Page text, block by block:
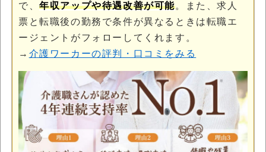
で、年収アップや待遇改善が可能。また、求人
票と転職後の勤務で条件が異なるときは転職エ
ージェントがフォローしてくれます。
→ 介護ワーカーの評判・口コミをみる